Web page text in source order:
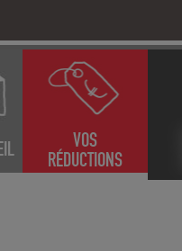
VOS
RÉDUCTIONS